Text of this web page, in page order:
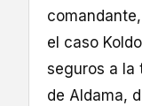
el caso
seguros a la
de Aldama,